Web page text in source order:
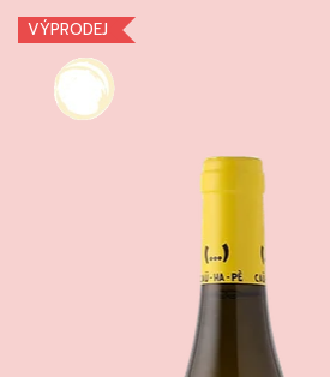
VÝPRODEJ
Doporučujeme